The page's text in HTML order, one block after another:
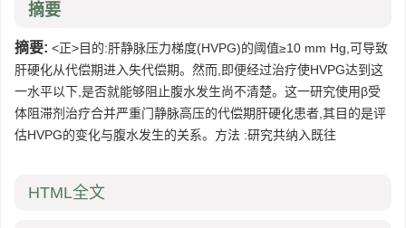
摘要
摘要: <正>目的:肝静脉压力梯度(HVPG)的阈值≥10 mm Hg,可导致
肝硬化从代偿期进入失代偿期。然而,即便经过治疗使HVPG达到这
一水平以下,是否就能够阻止腹水发生尚不清楚。这一研究使用β受
体阻滞剂治疗合并严重门静脉高压的代偿期肝硬化患者,其目的是评
估HVPG的变化与腹水发生的关系。方法 :研究共纳入既往
HTML全文